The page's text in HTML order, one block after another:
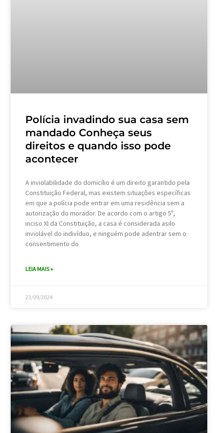
Polícia invadindo sua casa sem
mandado Conheça seus
direitos e quando isso pode
acontecer
A inviolabilidade do domicílio é um direito garantido pela
Constituição Federal, mas existem situações específicas
em que a polícia pode entrar em uma residência sem a
autorização do morador. De acordo com o artigo 5º,
inciso XI da Constituição, a casa é considerada asilo
inviolável do indivíduo, e ninguém pode adentrar sem o
consentimento do
LEIA MAIS »
23/09/2024